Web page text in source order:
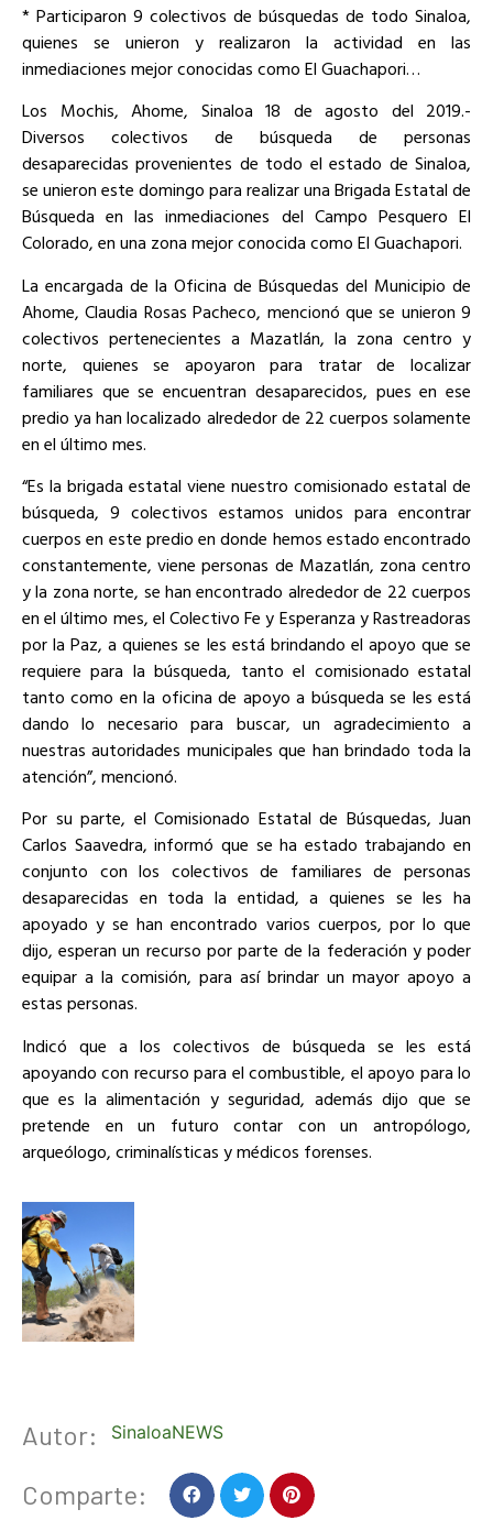
* Participaron 9 colectivos de búsquedas de todo Sinaloa,
quienes se unieron y realizaron la actividad en las
inmediaciones mejor conocidas como El Guachapori…
Los Mochis, Ahome, Sinaloa 18 de agosto del 2019.-
Diversos colectivos de búsqueda de personas
desaparecidas provenientes de todo el estado de Sinaloa,
se unieron este domingo para realizar una Brigada Estatal de
Búsqueda en las inmediaciones del Campo Pesquero El
Colorado, en una zona mejor conocida como El Guachapori.
La encargada de la Oficina de Búsquedas del Municipio de
Ahome, Claudia Rosas Pacheco, mencionó que se unieron 9
colectivos pertenecientes a Mazatlán, la zona centro y
norte, quienes se apoyaron para tratar de localizar
familiares que se encuentran desaparecidos, pues en ese
predio ya han localizado alrededor de 22 cuerpos solamente
en el último mes.
“Es la brigada estatal viene nuestro comisionado estatal de
búsqueda, 9 colectivos estamos unidos para encontrar
cuerpos en este predio en donde hemos estado encontrado
constantemente, viene personas de Mazatlán, zona centro
y la zona norte, se han encontrado alrededor de 22 cuerpos
en el último mes, el Colectivo Fe y Esperanza y Rastreadoras
por la Paz, a quienes se les está brindando el apoyo que se
requiere para la búsqueda, tanto el comisionado estatal
tanto como en la oficina de apoyo a búsqueda se les está
dando lo necesario para buscar, un agradecimiento a
nuestras autoridades municipales que han brindado toda la
atención”, mencionó.
Por su parte, el Comisionado Estatal de Búsquedas, Juan
Carlos Saavedra, informó que se ha estado trabajando en
conjunto con los colectivos de familiares de personas
desaparecidas en toda la entidad, a quienes se les ha
apoyado y se han encontrado varios cuerpos, por lo que
dijo, esperan un recurso por parte de la federación y poder
equipar a la comisión, para así brindar un mayor apoyo a
estas personas.
Indicó que a los colectivos de búsqueda se les está
apoyando con recurso para el combustible, el apoyo para lo
que es la alimentación y seguridad, además dijo que se
pretende en un futuro contar con un antropólogo,
arqueólogo, criminalísticas y médicos forenses.
Autor: SinaloaNEWS
Comparte: